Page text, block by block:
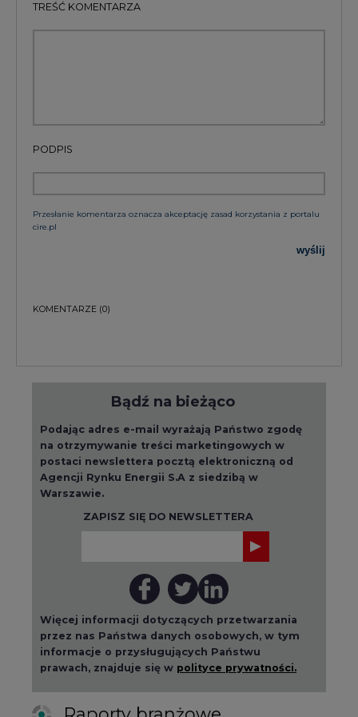
TREŚĆ KOMENTARZA
PODPIS
Przesłanie komentarza oznacza akceptację zasad korzystania z portalu
cire.pl
wyślij
KOMENTARZE (0)
Bądź na bieżąco
Podając adres e-mail wyrażają Państwo zgodę
na otrzymywanie treści marketingowych w
postaci newslettera pocztą elektroniczną od
Agencji Rynku Energii S.A z siedzibą w
Warszawie.
ZAPISZ SIĘ DO NEWSLETTERA
Więcej informacji dotyczących przetwarzania
przez nas Państwa danych osobowych, w tym
informacje o przysługujących Państwu
prawach, znajduje się w polityce prywatności.